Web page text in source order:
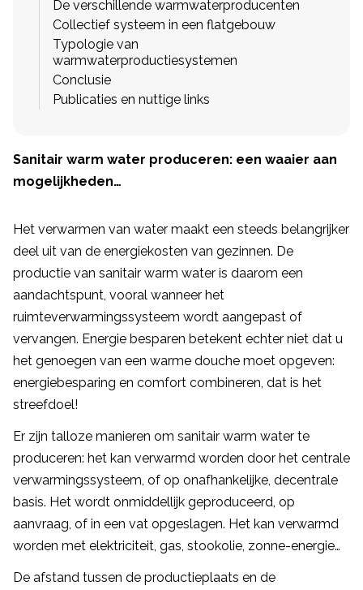
De verschillende warmwaterproducenten
Collectief systeem in een flatgebouw
Typologie van
warmwaterproductiesystemen
Conclusie
Publicaties en nuttige links
Sanitair warm water produceren: een waaier aan
mogelijkheden…
Het verwarmen van water maakt een steeds belangrijker
deel uit van de energiekosten van gezinnen. De
productie van sanitair warm water is daarom een
aandachtspunt, vooral wanneer het
ruimteverwarmingssysteem wordt aangepast of
vervangen. Energie besparen betekent echter niet dat u
het genoegen van een warme douche moet opgeven:
energiebesparing en comfort combineren, dat is het
streefdoel!
Er zijn talloze manieren om sanitair warm water te
produceren: het kan verwarmd worden door het centrale
verwarmingssysteem, of op onafhankelijke, decentrale
basis. Het wordt onmiddellijk geproduceerd, op
aanvraag, of in een vat opgeslagen. Het kan verwarmd
worden met elektriciteit, gas, stookolie, zonne-energie…
De afstand tussen de productieplaats en de